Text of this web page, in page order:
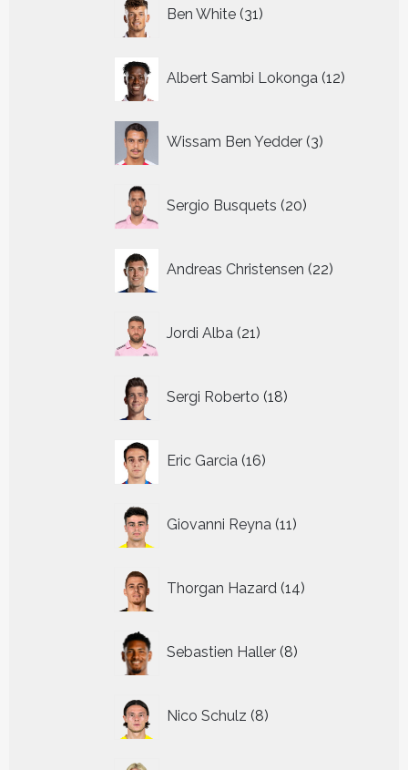
Ben White 31
producten
Albert Sambi Lokonga 12
Wissam Ben Yedder 3
producten
Sergio Busquets 20
producten
Andreas Christensen 22
producten
Jordi Alba 21
producten
Sergi Roberto 18
producten
Eric Garcia 16
producten
Giovanni Reyna 11
producten
Thorgan Hazard 14
producten
Sebastien Haller 8
producten
Nico Schulz 8
producten